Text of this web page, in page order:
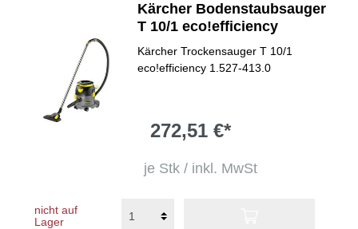
Kärcher Bodenstaubsauger
T 10/1 eco!efficiency
Kärcher Trockensauger T 10/1
eco!efficiency 1.527-413.0
272,51 €*
je Stk / inkl. MwSt
nicht auf
Lager